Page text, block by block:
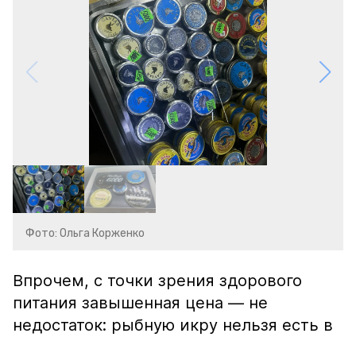
Фото: Ольга Корженко
Впрочем, с точки зрения здорового
питания завышенная цена — не
недостаток: рыбную икру нельзя есть в